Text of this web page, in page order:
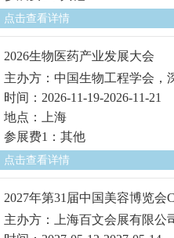
点击查看详情
2026生物医药产业发展大会
主办方：中国生物工程学会，
时间：2026-11-19-2026-11-21
地点：上海
参展费1：其他
点击查看详情
2027年第31届中国美容博览会
主办方：上海百文会展有限公